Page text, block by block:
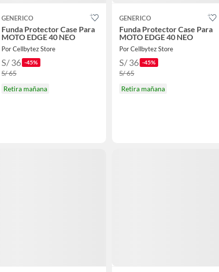
GENERICO
Funda Protector Case Para
MOTO EDGE 40 NEO
Por Cellbytez Store
S/ 36 -45%
S/ 65
Retira mañana
GENERICO
Funda Protector Case Para
MOTO EDGE 40 NEO
Por Cellbytez Store
S/ 36 -45%
S/ 65
Retira mañana